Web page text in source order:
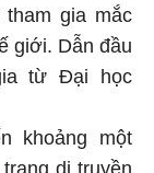
gia mắc
giới. Dẫn đầu
từ Đại học
khoảng một
di truyền